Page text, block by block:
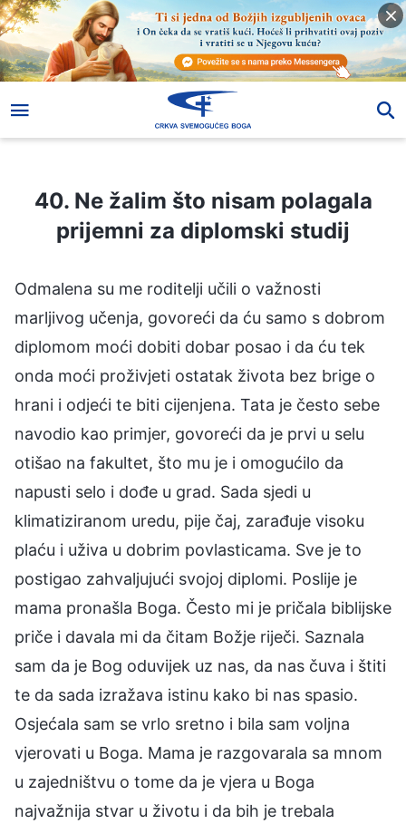
40. Ne žalim što nisam polagala
prijemni za diplomski studij
Odmalena su me roditelji učili o važnosti
marljivog učenja, govoreći da ću samo s dobrom
diplomom moći dobiti dobar posao i da ću tek
onda moći proživjeti ostatak života bez brige o
hrani i odjeći te biti cijenjena. Tata je često sebe
navodio kao primjer, govoreći da je prvi u selu
otišao na fakultet, što mu je i omogućilo da
napusti selo i dođe u grad. Sada sjedi u
klimatiziranom uredu, pije čaj, zarađuje visoku
plaću i uživa u dobrim povlasticama. Sve je to
postigao zahvaljujući svojoj diplomi. Poslije je
mama pronašla Boga. Često mi je pričala biblijske
priče i davala mi da čitam Božje riječi. Saznala
sam da je Bog oduvijek uz nas, da nas čuva i štiti
te da sada izražava istinu kako bi nas spasio.
Osjećala sam se vrlo sretno i bila sam voljna
vjerovati u Boga. Mama je razgovarala sa mnom
u zajedništvu o tome da je vjera u Boga
najvažnija stvar u životu i da bih je trebala